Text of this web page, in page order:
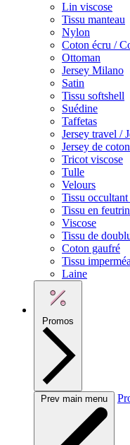
Lin viscose
Tissu manteau
Nylon
Coton écru /
Ottoman
Jersey Milano
Satin
Tissu softshell
Suédine
Taffetas
Jersey travel /
Jersey de coton
Tricot viscose
Tulle
Velours
Tissu
Tissu en
Viscose
Tissu de
Coton gaufré
Tissu
Laine
Promos
Prev main menu